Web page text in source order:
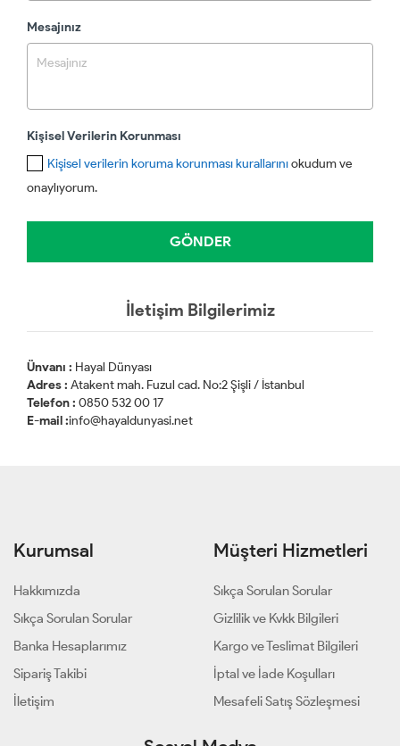
Mesajınız
Kişisel Verilerin Korunması
Kişisel verilerin koruma korunması kurallarınıokudum ve
onaylıyorum.
İletişim Bilgilerimiz
Ünvanı : Hayal Dünyası
Adres : Atakent mah. Fuzul cad. No:2 Şişli / İstanbul
Telefon : 0850 532 00 17
E-mail :info@hayaldunyasi.net
Kurumsal
Hakkımızda
Sıkça Sorulan Sorular
Banka Hesaplarımız
Sipariş Takibi
İletişim
Müşteri Hizmetleri
Sıkça Sorulan Sorular
Gizlilik ve Kvkk Bilgileri
Kargo ve Teslimat Bilgileri
İptal ve İade Koşulları
Mesafeli Satış Sözleşmesi